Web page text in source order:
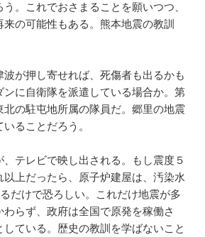
。これでおさまることを願いつつ、
来の可能性もある。熊本地震の教訓
が押し寄せれば、死傷者も出るかも
ンに自衛隊を派遣している場合か。第
の駐屯地所属の隊員だ。郷里の地震
ることだろう。
テレビで映し出される。もし震度５
以上だったら、原子炉建屋は、汚染水
だけで恐ろしい。これだけ地震が多
らず、政府は全国で原発を稼働さ
ている。歴史の教訓を学ばないこと